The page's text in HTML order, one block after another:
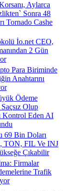
Aylarca
Sonra 48
Tornado Cashe
İo.net CEO,
2 Gün
Para Biriminde
Anahtarını
Ödeme
Olup
Kontrol Eden AI
69 Bin Doları
TON, FIL Ve INJ
Çıkabilir
Firmalar
Trafik